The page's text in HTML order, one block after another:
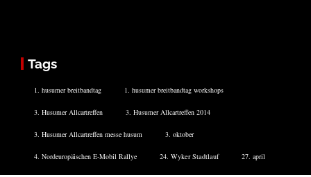
Tags
1. husumer breitbandtag 1. husumer breitbandtag workshops
3. Husumer Allcartreffen 3. Husumer Allcartreffen 2014
3. Husumer Allcartreffen messe husum 3. oktober
4. Nordeuropäischen E-Mobil Rallye 24. Wyker Stadtlauf 27. april